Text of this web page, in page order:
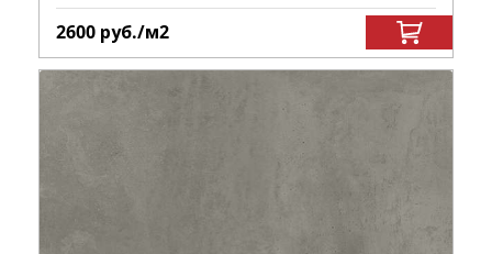
2600 руб./м2